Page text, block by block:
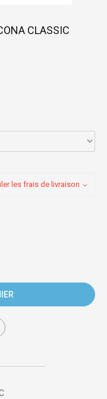
CLASSIC
les frais de livraison